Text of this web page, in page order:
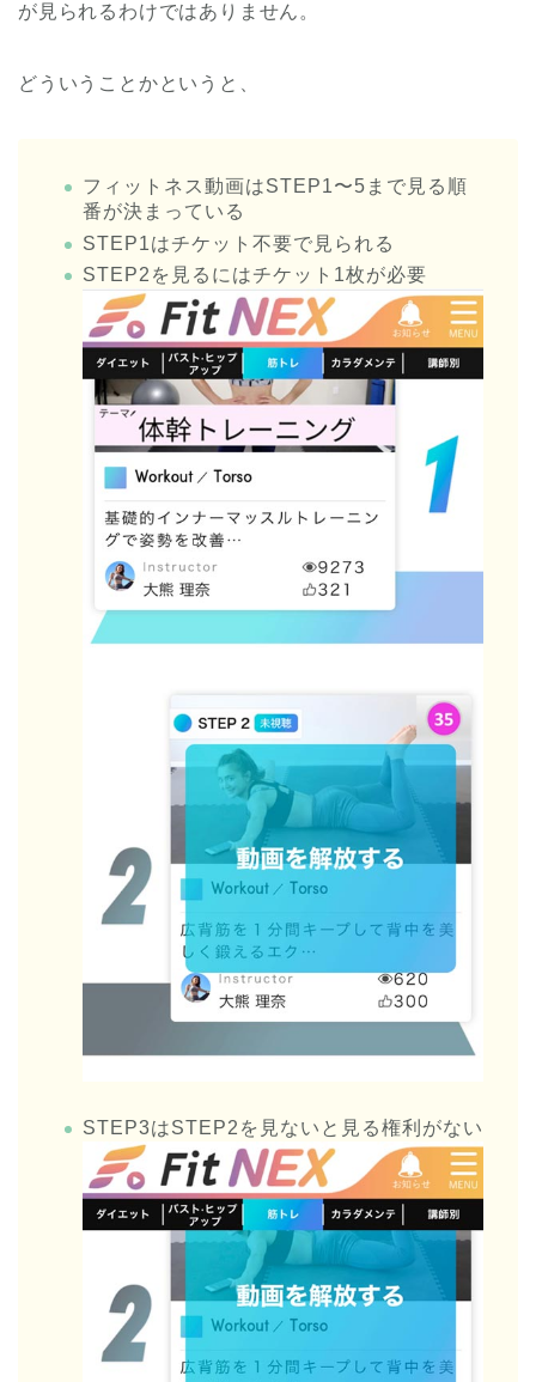
が見られるわけではありません。
どういうことかというと、
フィットネス動画はSTEP1〜5まで見る順
番が決まっている
STEP1はチケット不要で見られる
STEP2を見るにはチケット1枚が必要
STEP3はSTEP2を見ないと見る権利がない